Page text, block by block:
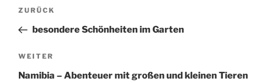
Beitragsnavigation
Vorheriger
Beitrag
ZURÜCK
besondere Schönheiten im Garten
Nächster
Beitrag
WEITER
Namibia – Abenteuer mit großen und kleinen Tieren